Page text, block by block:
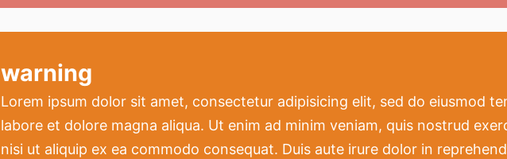
warning
Lorem ipsum dolor sit amet, consectetur adipisicing elit, sed do eiusmod
labore et dolore magna aliqua. Ut enim ad minim veniam, quis nostrud
nisi ut aliquip ex ea commodo consequat. Duis aute irure dolor in